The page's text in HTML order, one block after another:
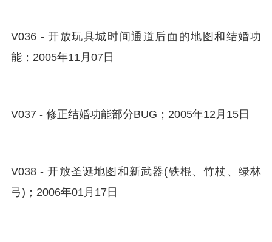
V036 - 开放玩具城时间通道后面的地图和结婚功
能；2005年11月07日
V037 - 修正结婚功能部分BUG；2005年12月15日
V038 - 开放圣诞地图和新武器(铁棍、竹杖、绿林
弓)；2006年01月17日